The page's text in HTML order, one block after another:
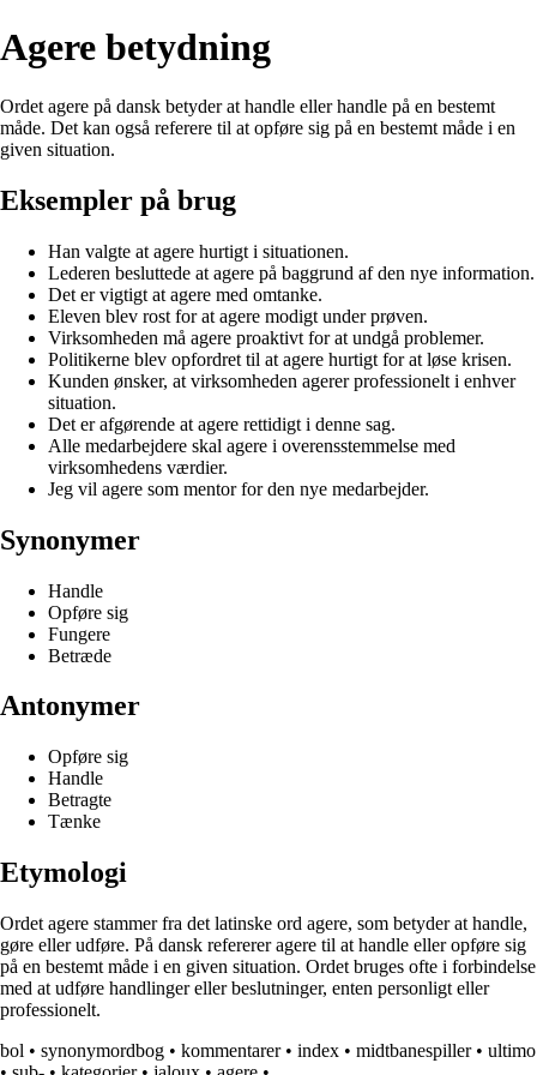
Agere betydning
Ordet agere på dansk betyder at handle eller handle på en bestemt
måde. Det kan også referere til at opføre sig på en bestemt måde i en
given situation.
Eksempler på brug
Han valgte at agere hurtigt i situationen.
Lederen besluttede at agere på baggrund af den nye information.
Det er vigtigt at agere med omtanke.
Eleven blev rost for at agere modigt under prøven.
Virksomheden må agere proaktivt for at undgå problemer.
Politikerne blev opfordret til at agere hurtigt for at løse krisen.
Kunden ønsker, at virksomheden agerer professionelt i enhver
situation.
Det er afgørende at agere rettidigt i denne sag.
Alle medarbejdere skal agere i overensstemmelse med
virksomhedens værdier.
Jeg vil agere som mentor for den nye medarbejder.
Synonymer
Handle
Opføre sig
Fungere
Betræde
Antonymer
Opføre sig
Handle
Betragte
Tænke
Etymologi
Ordet agere stammer fra det latinske ord agere, som betyder at handle,
gøre eller udføre. På dansk refererer agere til at handle eller opføre sig
på en bestemt måde i en given situation. Ordet bruges ofte i forbindelse
med at udføre handlinger eller beslutninger, enten personligt eller
professionelt.
bol • synonymordbog • kommentarer• index • midtbanespiller• ultimo